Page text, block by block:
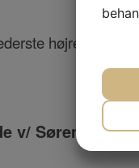
højre hjørne
v/ Søren